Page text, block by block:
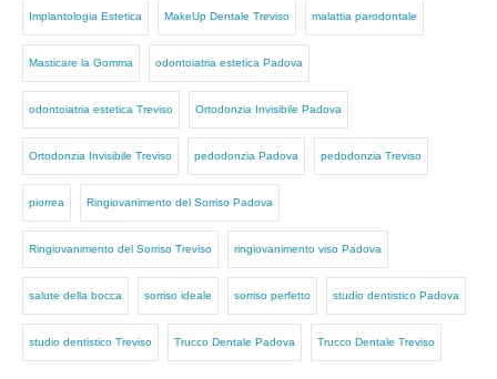
Implantologia Estetica MakeUp Dentale Treviso malattia parodontale
Masticare la Gomma odontoiatria estetica Padova
odontoiatria estetica Treviso Ortodonzia Invisibile Padova
Ortodonzia Invisibile Treviso pedodonzia Padova pedodonzia Treviso
piorrea Ringiovanimento del Sorriso Padova
Ringiovanimento del Sorriso Treviso ringiovanimento viso Padova
salute della bocca sorriso ideale sorriso perfetto studio dentistico Padova
studio dentistico Treviso Trucco Dentale Padova Trucco Dentale Treviso